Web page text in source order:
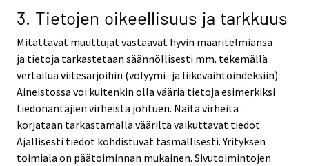
3. Tietojen oikeellisuus ja tarkkuus
Mitattavat muuttujat vastaavat hyvin määritelmiänsä
ja tietoja tarkastetaan säännöllisesti mm. tekemällä
vertailua viitesarjoihin (volyymi- ja liikevaihtoindeksiin).
Aineistossa voi kuitenkin olla vääriä tietoja esimerkiksi
tiedonantajien virheistä johtuen. Näitä virheitä
korjataan tarkastamalla vääriltä vaikuttavat tiedot.
Ajallisesti tiedot kohdistuvat täsmällisesti. Yrityksen
toimiala on päätoiminnan mukainen. Sivutoimintojen